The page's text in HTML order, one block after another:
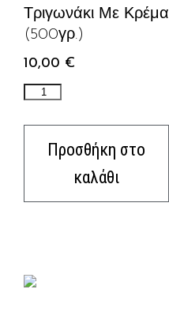
Τριγωνάκι Με Κρέμα
(500γρ.)
10,00 €
Προσθήκη στο
καλάθι